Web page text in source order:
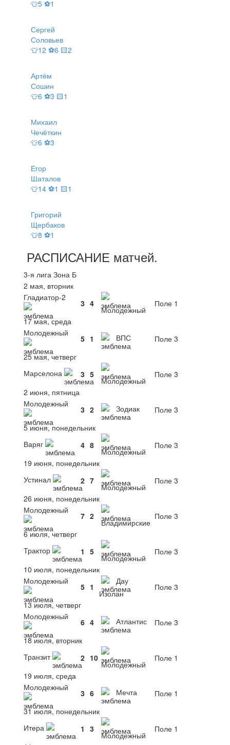
👕5 ⚽1
Сергей
Соловьев
👕12 ⚽6 🟨2
Артём
Сошин
👕6 ⚽3 🟨1
Михаил
Чечёткин
👕6 ⚽3
Егор
Шаталов
👕14 ⚽1 🟨1
Григорий
Щербаков
👕8 ⚽1
РАСПИСАНИЕ матчей.
3-я лига Зона Б
2 мая, вторник
Гладиатор-2
3 4
Молодежный
Поле 1
17 мая, среда
Молодежный
5 1 ВПС
Поле 3
25 мая, четверг
Марселона
3 5
Молодежный
Поле 3
2 июня, пятница
Молодежный
3 2 Зодиак
Поле 3
5 июня, понедельник
Варяг
4 8
Молодежный
Поле 3
19 июня, понедельник
Устинал
2 7
Молодежный
Поле 3
26 июня, понедельник
Молодежный
7 2
Владимирские
Поле 3
6 июля, четверг
Трактор
1 5
Молодежный
Поле 3
10 июля, понедельник
Молодежный
5 1
Дау
Изолан
Поле 3
13 июля, четверг
Молодежный
6 4 Атлантис
Поле 3
18 июля, вторник
Транзит
2 10
Молодежный
Поле 1
19 июля, среда
Молодежный
3 6 Мечта
Поле 1
31 июля, понедельник
Итера
1 3
Молодежный
Поле 1